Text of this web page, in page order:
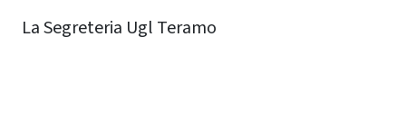
La Segreteria Ugl Teramo